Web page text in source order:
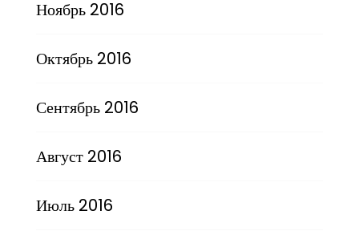
Ноябрь 2016
Октябрь 2016
Сентябрь 2016
Август 2016
Июль 2016